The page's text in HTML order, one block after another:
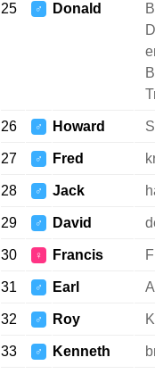
25 ♂ Donald
26 ♂ Howard
27 ♂ Fred
28 ♂ Jack
29 ♂ David
30 ♀ Francis
31 ♂ Earl
32 ♂ Roy
33 ♂ Kenneth